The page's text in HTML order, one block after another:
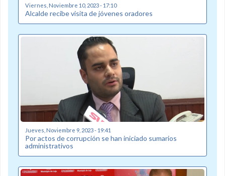
Viernes, Noviembre 10, 2023 - 17:10
Alcalde recibe visita de jóvenes oradores
Jueves, Noviembre 9, 2023 - 19:41
Por actos de corrupción se han iniciado sumarios
administrativos